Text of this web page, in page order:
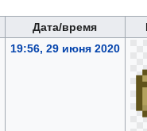
Дата/время
19:56, 29 июня 2020